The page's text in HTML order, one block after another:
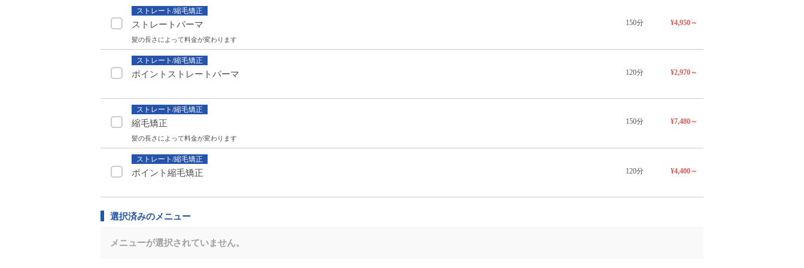
ストレート/縮毛矯正
ストレートパーマ
髪の長さによって料金が変わります
150分 ¥4,950～
ストレート/縮毛矯正
ポイントストレートパーマ 120分 ¥2,970～
ストレート/縮毛矯正
縮毛矯正
髪の長さによって料金が変わります
150分 ¥7,480～
ストレート/縮毛矯正
ポイント縮毛矯正 120分 ¥4,400～
選択済みのメニュー
メニューが選択されていません。